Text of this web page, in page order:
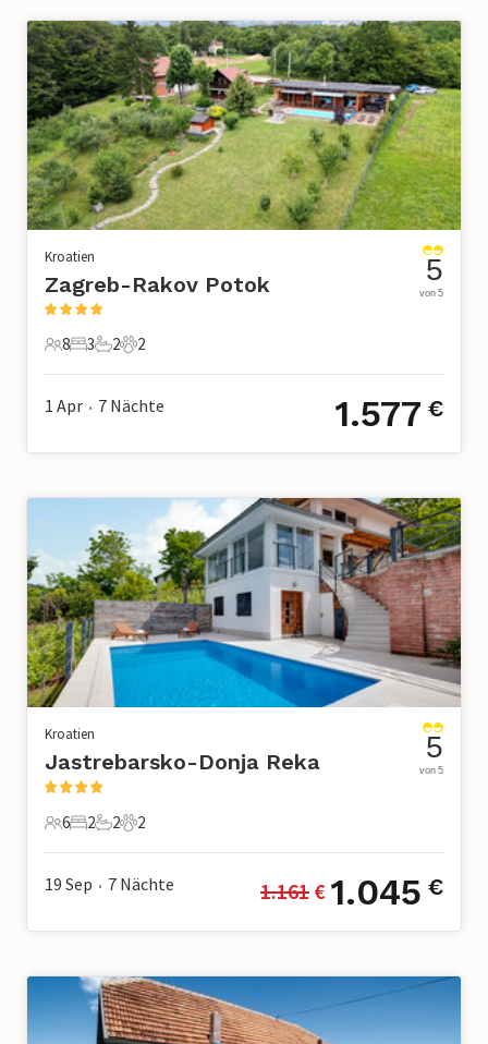
Kroatien
Zagreb-Rakov Potok
8 Gäste
8
3 Schlafzimmer
3
2 Badezimmer
2
2 Haustiere
2
5
von 5
1 Apr • 7 Nächte 1.577 €
Kroatien
Jastrebarsko-Donja Reka
6 Gäste
6
2 Schlafzimmer
2
2 Badezimmer
2
2 Haustiere
2
5
von 5
19 Sep • 7 Nächte 1.161 € 1.045 €